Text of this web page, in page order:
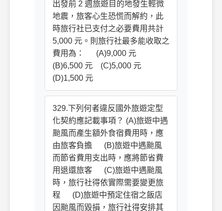
出發前 2 週旅遊目的地發生輕微
地震，旅客心生恐慌而解約，此
時旅行社已支付之必要費用共計
5,000 元。則旅行社最多能收取之
費用為： (A)9,000 元
(B)6,500 元 (C)5,000 元
(D)1,500 元
329.下列何者違反國外旅遊定型
化契約應記載事項？ (A)旅遊中遇
颱風而產生額外食宿費用時，應
由旅客負擔 (B)旅遊中遇颱風
而節省費用支出時，應將節省費
用退還旅客 (C)旅遊中遇颱風
時，旅行社得依實際需要變更旅
程 (D)旅遊中預定住宿之飯店
因颱風而毀損，旅行社得安排其